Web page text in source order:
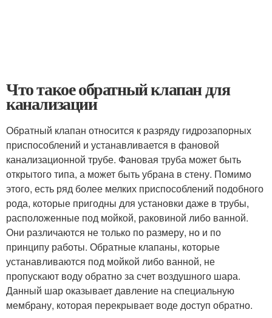
Что такое обратный клапан для
канализации
Обратный клапан относится к разряду гидрозапорных
приспособлений и устанавливается в фановой
канализационной трубе. Фановая труба может быть
открытого типа, а может быть убрана в стену. Помимо
этого, есть ряд более мелких приспособлений подобного
рода, которые пригодны для установки даже в трубы,
расположенные под мойкой, раковиной либо ванной.
Они различаются не только по размеру, но и по
принципу работы. Обратные клапаны, которые
устанавливаются под мойкой либо ванной, не
пропускают воду обратно за счет воздушного шара.
Данный шар оказывает давление на специальную
мембрану, которая перекрывает воде доступ обратно.